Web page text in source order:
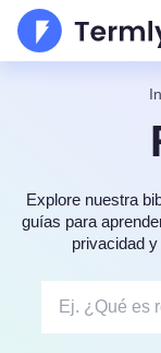
Explore nuestra
guías para
privacidad